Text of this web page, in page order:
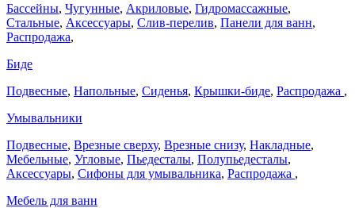
Бассейны, Чугунные, Акриловые, Гидромассажные,
Стальные, Аксессуары, Слив-перелив, Панели для ванн,
Распродажа,
Биде
Подвесные, Напольные, Сиденья, Крышки-биде, Распродажа ,
Умывальники
Подвесные, Врезные сверху, Врезные снизу, Накладные,
Мебельные, Угловые, Пьедесталы, Полупьедесталы,
Аксессуары, Сифоны для умывальника, Распродажа ,
Мебель для ванн